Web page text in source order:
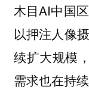
木目AI中国
以押注人像
续扩大规模
需求也在持续